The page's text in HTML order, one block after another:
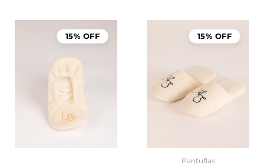
15% OFF 15% OFF
Pantuflas